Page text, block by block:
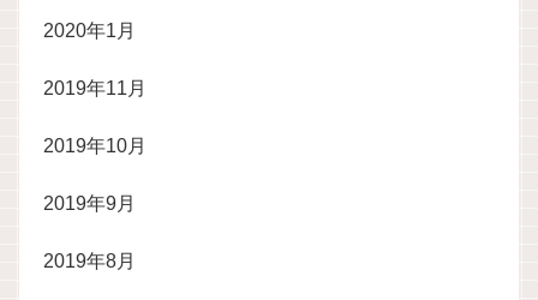
2020年1月
2019年11月
2019年10月
2019年9月
2019年8月